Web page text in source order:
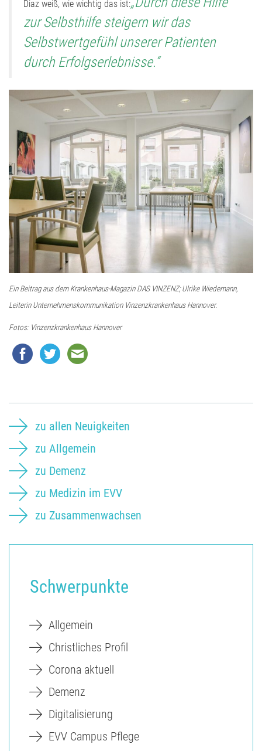
Diaz weiß, wie wichtig das ist:
zur Selbsthilfe steigern wir das
Selbstwertgefühl unserer Patienten
durch Erfolgserlebnisse.“
Ein Beitrag aus dem Krankenhaus-Magazin DAS VINZENZ; Ulrike Wiedemann,
Leiterin Unternehmenskommunikation Vinzenzkrankenhaus Hannover.
Fotos: Vinzenzkrankenhaus Hannover
zu allen Neuigkeiten
zu Allgemein
zu Demenz
zu Medizin im EVV
zu Zusammenwachsen
Schwerpunkte
Allgemein
Christliches Profil
Corona aktuell
Demenz
Digitalisierung
EVV Campus Pflege